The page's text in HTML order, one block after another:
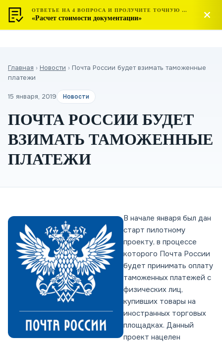
МОСТЕСТ
ЦЕНТР СЕРТИФИКАЦИИ
Главная › Новости › Почта России будет взимать таможенные
платежи
15 января, 2019 Новости
ПОЧТА РОССИИ БУДЕТ
ВЗИМАТЬ ТАМОЖЕННЫЕ
ПЛАТЕЖИ
В начале января был дан
старт пилотному
проекту, в процессе
которого Почта России
будет принимать оплату
таможенных платежей с
физических лиц,
купивших товары на
иностранных торговых
площадках. Данный
проект нацелен
ОТВЕТЬЕ НА 4 ВОПРОСА И ПРОЛУЧИТЕ ТОЧНУЮ СТОИМОСТЬ
«Расчет стоимости документации»